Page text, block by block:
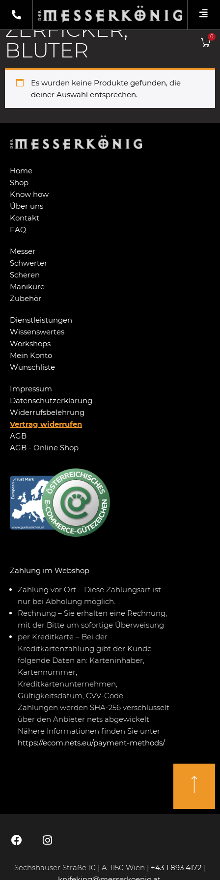
0
/ Produkte verschlagwortet mit „Zerficker; Bluter“
ZERFICKER;
BLUTER
Es wurden keine Produkte gefunden, die
deiner Auswahl entsprechen.
Home
Shop
Know how
Über uns
Kontakt
FAQ
Messer
Schwerter
Scheren
Maniküre
Zubehör
Dienstleistungen
Wissenswertes
Workshops
Mein Konto
Wunschliste
Impressum
Datenschutzerklärung
Widerrufsbelehrung
Vertrag widerrufen
AGB
AGB - Online Shop
Zahlung im Webshop
Zahlung vor Ort – Diese Zahlungsart ist
nur bei Abholung möglich.
Rechnung – Sie erhalten eine Rechnung,
mit der Bitte um sofortige Überweisung
per Kreditkarte – Bei der
Kreditkartenzahlung gibt der Kunde
folgende Daten an: Karteninhaber,
Kartennummer,
Kreditkartenunternehmen,
Gültigkeitsdatum, CVV-Code.
Zahlungen werden SHA-256 verschlüsselt
über den Anbieter nets abgewickelt.
Nähere Informationen finden Sie unter
https://ecom.nets.eu/payment-methods/
Sechshauser Straße 10 | A-1150 Wien | +43 1 893 4172 |